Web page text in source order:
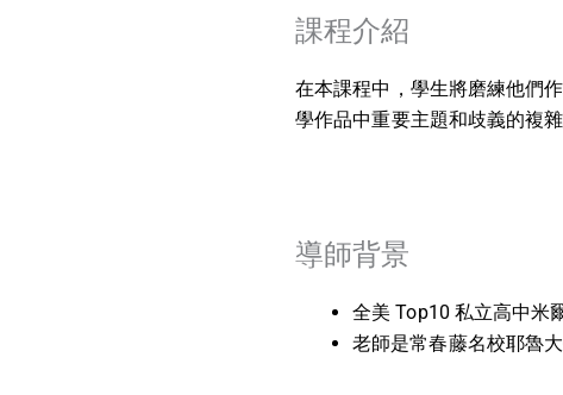
課程介紹
在本課程中，學生將磨練他們
學作品中重要主題和歧義的複
導師背景
全美 Top10 私立高中米
老師是常春藤名校耶魯